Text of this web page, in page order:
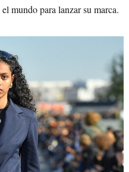
mundo para lanzar su marca.